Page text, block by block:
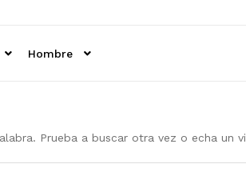
Hombre
Prueba a buscar otra vez o echa un